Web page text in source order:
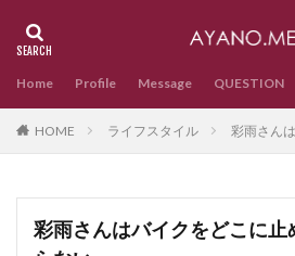
Home Profile Message QUESTION
HOME ライフスタイル 彩雨さん
彩雨さんはバイクをどこに止